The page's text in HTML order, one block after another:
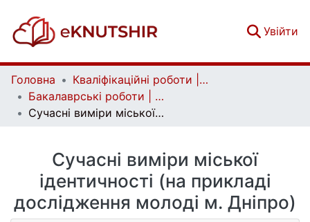
Увійти
Головна
Кваліфікаційні роботи | Qualifying works
Бакалаврські роботи | Bachelor theses
Сучасні виміри міської ідентичності (на прикладі дослідження молоді м. Дніпро)
Сучасні виміри міської
ідентичності (на прикладі
дослідження молоді м. Дніпро)